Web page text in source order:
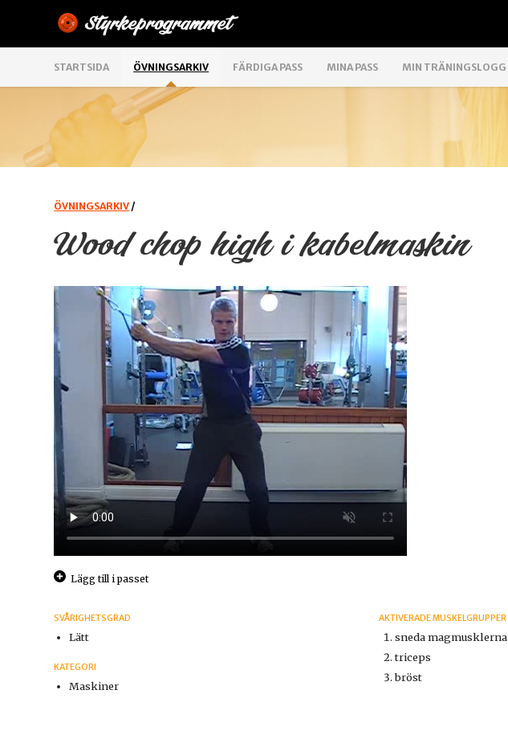
STARTSIDA ÖVNINGSARKIV FÄRDIGA PASS MINA PASS MIN TRÄNINGSLOGG
ÖVNINGSARKIV /
Wood chop high i kabelmaskin
Lägg till i passet
SVÅRIGHETSGRAD
Lätt
KATEGORI
Maskiner
AKTIVERADE MUSKELGRUPPER
sneda magmusklerna
triceps
bröst